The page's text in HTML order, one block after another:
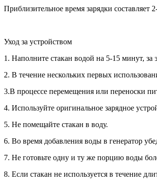
Приблизительное время зарядки составляет
Уход за устройством
1. Наполните стакан водой на 5-15 минут, за
2. В течение нескольких первых
3.В процессе перемещения или переноски
4. Используйте оригинальное зарядное
5. Не помещайте стакан в воду.
6. Во время добавления воды в генератор
7. Не готовьте одну и ту же порцию воды
8. Если стакан не используется в течение